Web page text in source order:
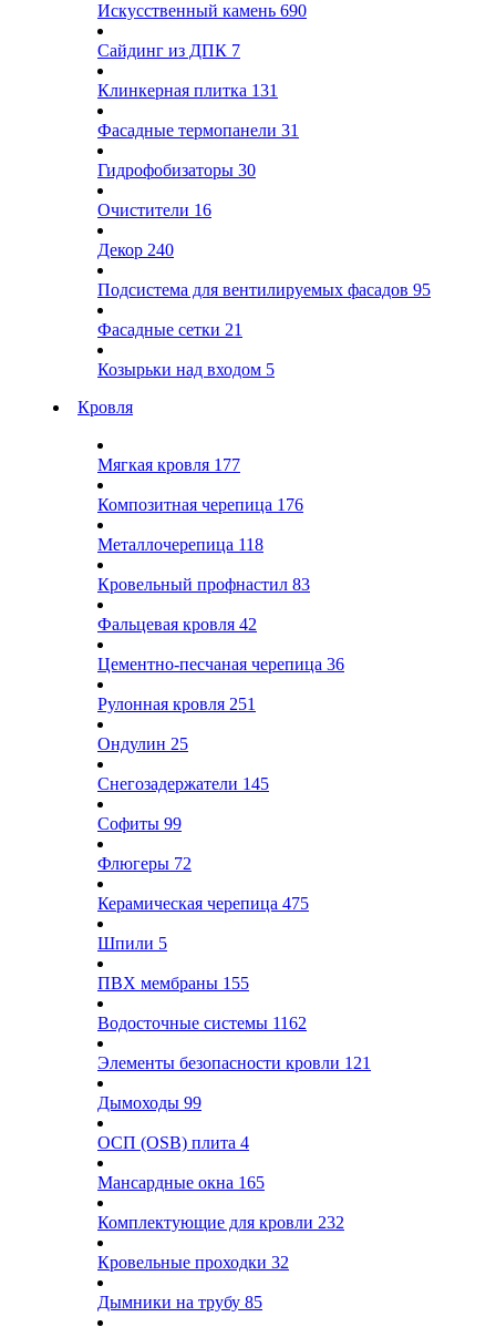
Искусственный камень 690
Сайдинг из ДПК 7
Клинкерная плитка 131
Фасадные термопанели 31
Гидрофобизаторы 30
Очистители 16
Декор 240
Подсистема для вентилируемых фасадов 95
Фасадные сетки 21
Козырьки над входом 5
Кровля
Мягкая кровля 177
Композитная черепица 176
Металлочерепица 118
Кровельный профнастил 83
Фальцевая кровля 42
Цементно-песчаная черепица 36
Рулонная кровля 251
Ондулин 25
Снегозадержатели 145
Софиты 99
Флюгеры 72
Керамическая черепица 475
Шпили 5
ПВХ мембраны 155
Водосточные системы 1162
Элементы безопасности кровли 121
Дымоходы 99
ОСП (OSB) плита 4
Мансардные окна 165
Комплектующие для кровли 232
Кровельные проходки 32
Дымники на трубу 85